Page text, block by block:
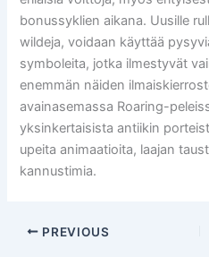
bonussyklien aikana. Uusille
wildeja, voidaan käyttää
symboleita, jotka ilmestyvät
enemmän näiden
avainasemassa Roaring-
yksinkertaisista antiikin
upeita animaatioita, laajan
kannustimia.
PREVIOUS